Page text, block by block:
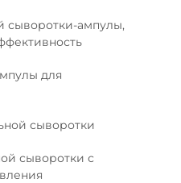
сыворотки-ампулы,
для
сыворотки
сыворотки с